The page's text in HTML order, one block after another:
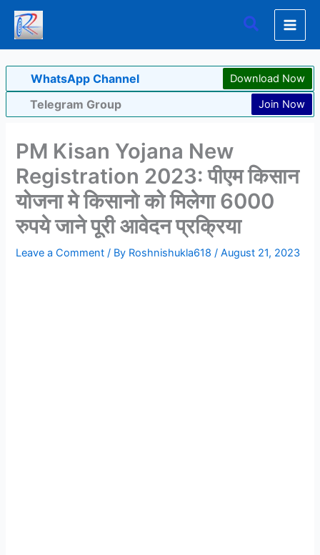
Skip
content
Search
WhatsApp Channel Download Now
Telegram Group Join Now
PM Kisan Yojana New
Registration 2023: पीएम किसान
योजना मे किसानो को मिलेगा 6000
रुपये जाने पूरी आवेदन प्रक्रिया
Leave a Comment / By Roshnishukla618/August 21, 2023